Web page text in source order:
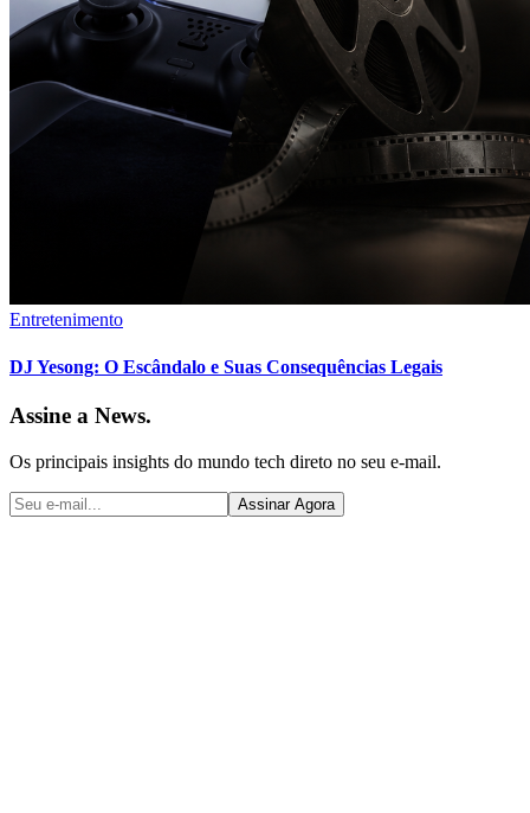
Entretenimento
DJ Yesong: O Escândalo e Suas Consequências Legais
Assine a News.
Os principais insights do mundo tech direto no seu e-mail.
Assinar Agora